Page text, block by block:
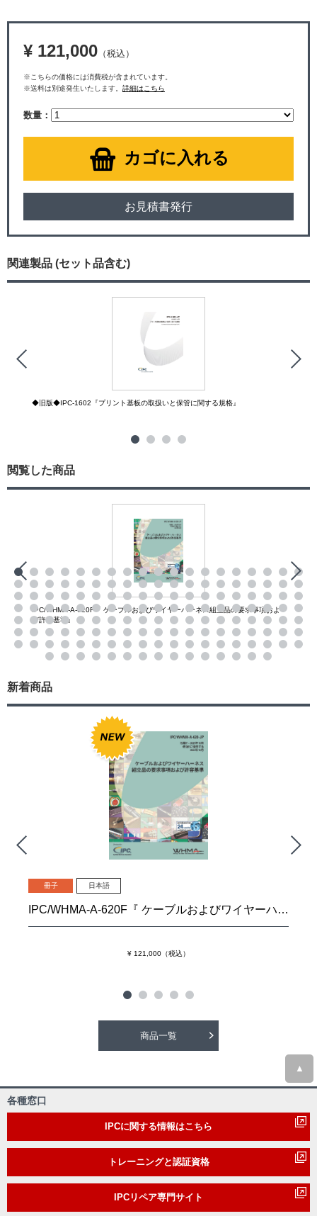
¥ 121,000 （税込）
※こちらの価格には消費税が含まれています。
※送料は別途発生いたします。 詳細はこちら
数量：
カゴに入れる
お見積書発行
関連製品 (セット品含む)
◆旧版◆IPC-1602『プリント基板の取扱いと保管に関する規格』
閲覧した商品
IPC/WHMA-A-620F『 ケーブルおよびワイヤーハーネス組立品の要求事項およ
び許容基準』
新着商品
冊子 日本語
IPC/WHMA-A-620F『 ケーブルおよびワイヤーハーネス組立品の要求事項および許容基準』
¥ 121,000（税込）
商品一覧
▲
各種窓口
IPCに関する情報はこちら
トレーニングと認証資格
IPCリペア専門サイト